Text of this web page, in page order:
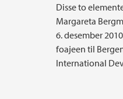
Disse to
Margareta
6. desember
foajeen til
International